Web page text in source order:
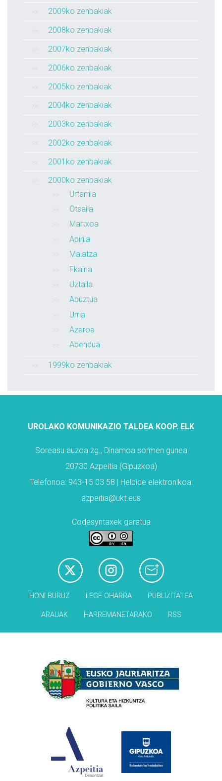
2009ko zenbakiak
2008ko zenbakiak
2007ko zenbakiak
2006ko zenbakiak
2005ko zenbakiak
2004ko zenbakiak
2003ko zenbakiak
2002ko zenbakiak
2001ko zenbakiak
2000ko zenbakiak
Urtarrila
Otsaila
Martxoa
Apirila
Maiatza
Ekaina
Uztaila
Abuztua
Urria
Azaroa
Abendua
1999ko zenbakiak
UROLAKO KOMUNIKAZIO TALDEA KOOP. ELK
Soreasu auzoa zg., Dinamoa sormen gunea
20730 Azpeitia (Gipuzkoa)
Telefonoa: 943-15 03 58 | Helbide elektronikoa:
azpeitia@ukt.eus
Codesyntaxek garatua
HONI BURUZ LEGE OHARRA PUBLIZITATEA
ARAUAK HARREMANETARAKO RSS